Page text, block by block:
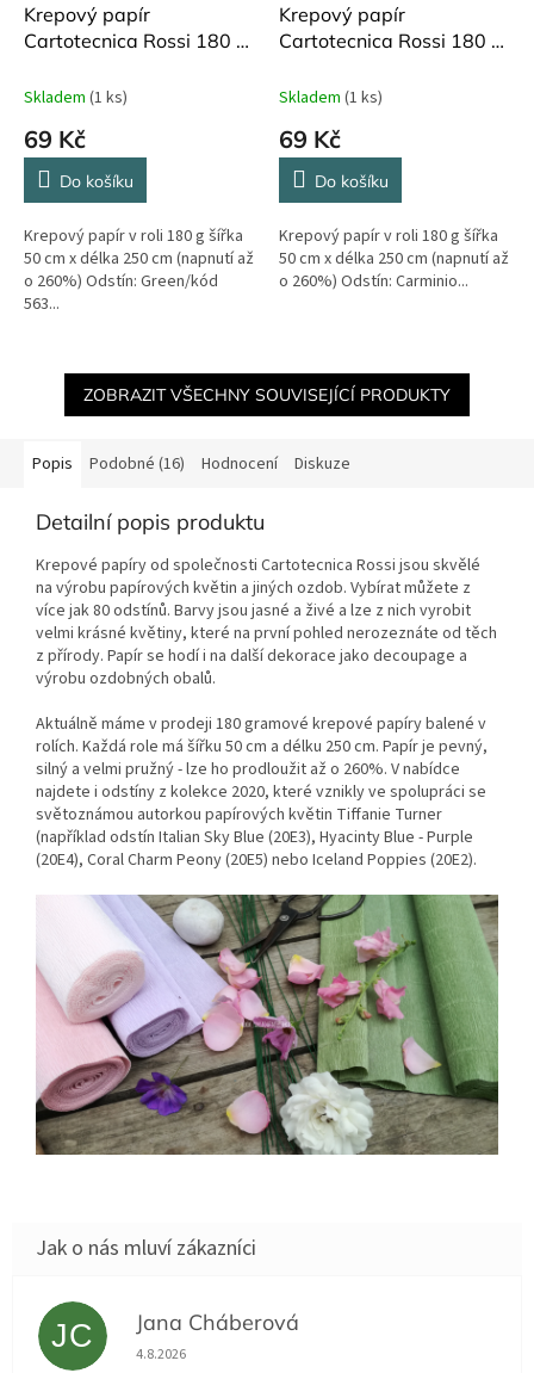
Krepový papír
Cartotecnica Rossi 180 g
Skladem (1 ks)
69 Kč
Do košíku
Krepový papír v roli 180 g šířka
50 cm x délka 250 cm (napnutí až
o 260%) Odstín: Green/kód
563...
Krepový papír
Cartotecnica Rossi 180 g
574
Skladem (1 ks)
69 Kč
Do košíku
Krepový papír v roli 180 g šířka
50 cm x délka 250 cm (napnutí až
o 260%) Odstín: Carminio...
ZOBRAZIT VŠECHNY SOUVISEJÍCÍ PRODUKTY
Popis Podobné (16) Hodnocení Diskuze
Detailní popis produktu
Krepové papíry od společnosti Cartotecnica Rossi jsou skvělé
na výrobu papírových květin a jiných ozdob. Vybírat můžete z
více jak 80 odstínů. Barvy jsou jasné a živé a lze z nich vyrobit
velmi krásné květiny, které na první pohled nerozeznáte od těch
z přírody. Papír se hodí i na další dekorace jako decoupage a
výrobu ozdobných obalů.
Aktuálně máme v prodeji 180 gramové krepové papíry balené v
rolích. Každá role má šířku 50 cm a délku 250 cm. Papír je pevný,
silný a velmi pružný - lze ho prodloužit až o 260%. V nabídce
najdete i odstíny z kolekce 2020, které vznikly ve spolupráci se
světoznámou autorkou papírových květin Tiffanie Turner
(například odstín Italian Sky Blue (20E3), Hyacinty Blue - Purple
(20E4), Coral Charm Peony (20E5) nebo Iceland Poppies (20E2).
JC Jana Cháberová
Hodnocení obchodu je 5 z 5 hvězdiček.
4.8.2026